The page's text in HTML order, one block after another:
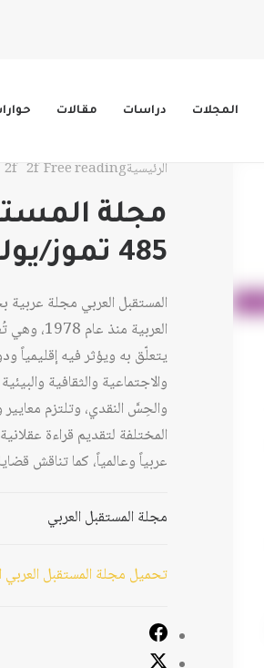
المجلات دراسات مقالات
الرئيسيةFree reading
مجلة
485 تموز/يوليو 2019
المستقبل العربي مجلة
العربية
يتعلّق به ويؤثر فيه إقليمياً
والاجتماعية والثقافية
والحِسَّ النقدي، وتلتزم
المختلفة لتقديم قراءة
عربياً وعالمياً، كما تناقش
مجلة المستقبل العربي
تحميل مجلة المستقبل العربي